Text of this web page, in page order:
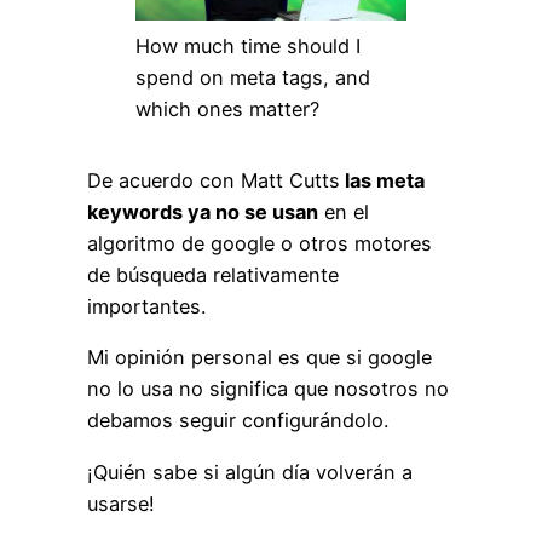
How much time should I
spend on meta tags, and
which ones matter?
De acuerdo con Matt Cutts las meta
keywords ya no se usan en el
algoritmo de google o otros motores
de búsqueda relativamente
importantes.
Mi opinión personal es que si google
no lo usa no significa que nosotros no
debamos seguir configurándolo.
¡Quién sabe si algún día volverán a
usarse!